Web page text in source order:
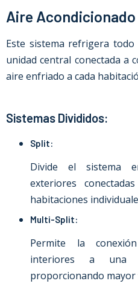
Aire
Este sistema refrigera
unidad central conectada a
aire enfriado a cada
Sistemas Divididos:
Split:
Divide el sistema
exteriores
habitaciones
Multi-Split:
Permite la
interiores a una
proporcionando mayor